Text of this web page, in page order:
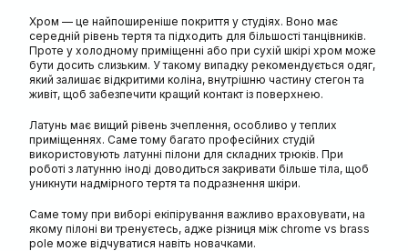
Хром — це найпоширеніше покриття у студіях. Воно має
середній рівень тертя та підходить для більшості танцівників.
Проте у холодному приміщенні або при сухій шкірі хром може
бути досить слизьким. У такому випадку рекомендується одяг,
який залишає відкритими коліна, внутрішню частину стегон та
живіт, щоб забезпечити кращий контакт із поверхнею.
Латунь має вищий рівень зчеплення, особливо у теплих
приміщеннях. Саме тому багато професійних студій
використовують латунні пілони для складних трюків. При
роботі з латунню іноді доводиться закривати більше тіла, щоб
уникнути надмірного тертя та подразнення шкіри.
Саме тому при виборі екіпірування важливо враховувати, на
якому пілоні ви тренуєтесь, адже різниця між chrome vs brass
pole може відчуватися навіть новачками.